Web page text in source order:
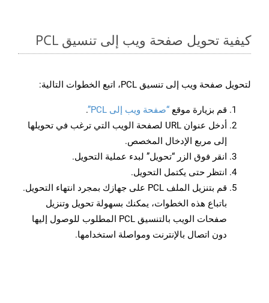
كيفية تحويل صفحة ويب إلى تنسيق PCL
لتحويل صفحة ويب إلى تنسيق PCL، اتبع الخطوات التالية:
قم بزيارة موقع “صفحة ويب إلى PCL”
.
أدخل عنوان URL لصفحة الويب التي ترغب في تحويلها
إلى مربع الإدخال المخصص.
انقر فوق الزر “تحويل” لبدء عملية التحويل.
انتظر حتى يكتمل التحويل.
قم بتنزيل الملف PCL على جهازك بمجرد انتهاء التحويل.
باتباع هذه الخطوات، يمكنك بسهولة تحويل وتنزيل
صفحات الويب بالتنسيق PCL المطلوب للوصول إليها
دون اتصال بالإنترنت ومواصلة استخدامها.